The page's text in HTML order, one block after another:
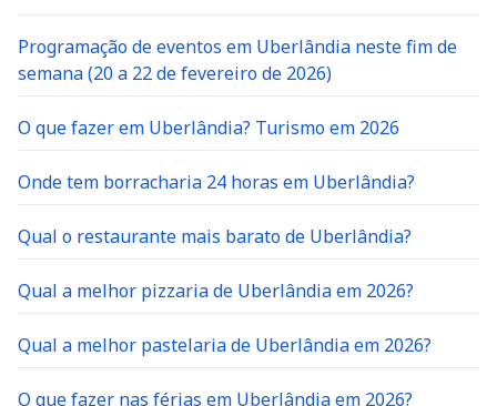
Programação de eventos em Uberlândia neste fim de
semana (20 a 22 de fevereiro de 2026)
O que fazer em Uberlândia? Turismo em 2026
Onde tem borracharia 24 horas em Uberlândia?
Qual o restaurante mais barato de Uberlândia?
Qual a melhor pizzaria de Uberlândia em 2026?
Qual a melhor pastelaria de Uberlândia em 2026?
O que fazer nas férias em Uberlândia em 2026?